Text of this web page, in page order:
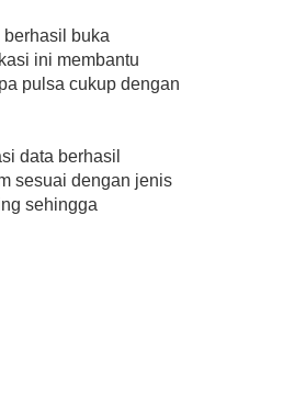
buka
ini membantu
pulsa cukup dengan
data berhasil
sesuai dengan jenis
sehingga